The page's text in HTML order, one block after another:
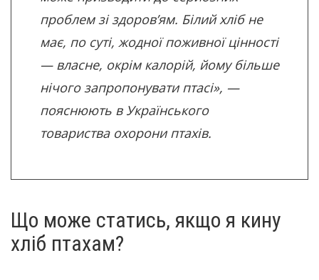
проблем зі здоров’ям. Білий хліб не
має, по суті, жодної поживної цінності
— власне, окрім калорій, йому більше
нічого запропонувати птасі», —
пояснюють в Українського
товариства охорони птахів.
Що може статись, якщо я кину
хліб птахам?